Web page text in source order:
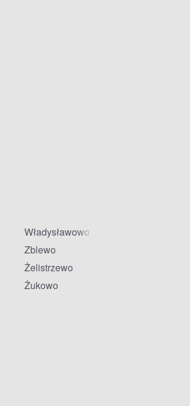
Władysławowo
Zblewo
Żelistrzewo
Żukowo